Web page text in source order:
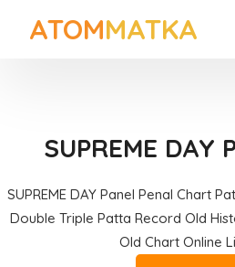
ATOMMATKA
SUPREME DAY
SUPREME DAY Panel Penal Chart
Double Triple Patta Record Old
Old Chart Online